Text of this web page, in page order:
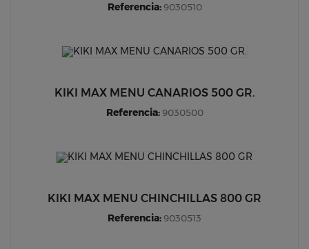
Referencia: 9030510
KIKI MAX MENU CANARIOS 500 GR.
Referencia: 9030500
KIKI MAX MENU CHINCHILLAS 800 GR
Referencia: 9030513